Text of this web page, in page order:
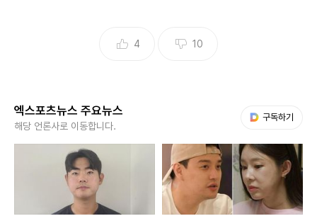
한 마음을 드러냈다.
최동석은 3일 자신의 개인 계정에 "다인이 필요한 책과 노트
사러 서점 갔다가 삼청동에서 데이트. 다인이가 가고 싶다는
식당에서 메뉴 3개 뿌셔주고 더우니까 디저트는 빙수에서...딸
4 10
엑스포츠뉴스 주요뉴스
해당 언론사로 이동합니다.
구독하기